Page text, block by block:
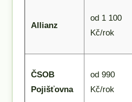
Allianz
od 1 100
Kč/rok
ČSOB
Pojišťovna
od 990
Kč/rok